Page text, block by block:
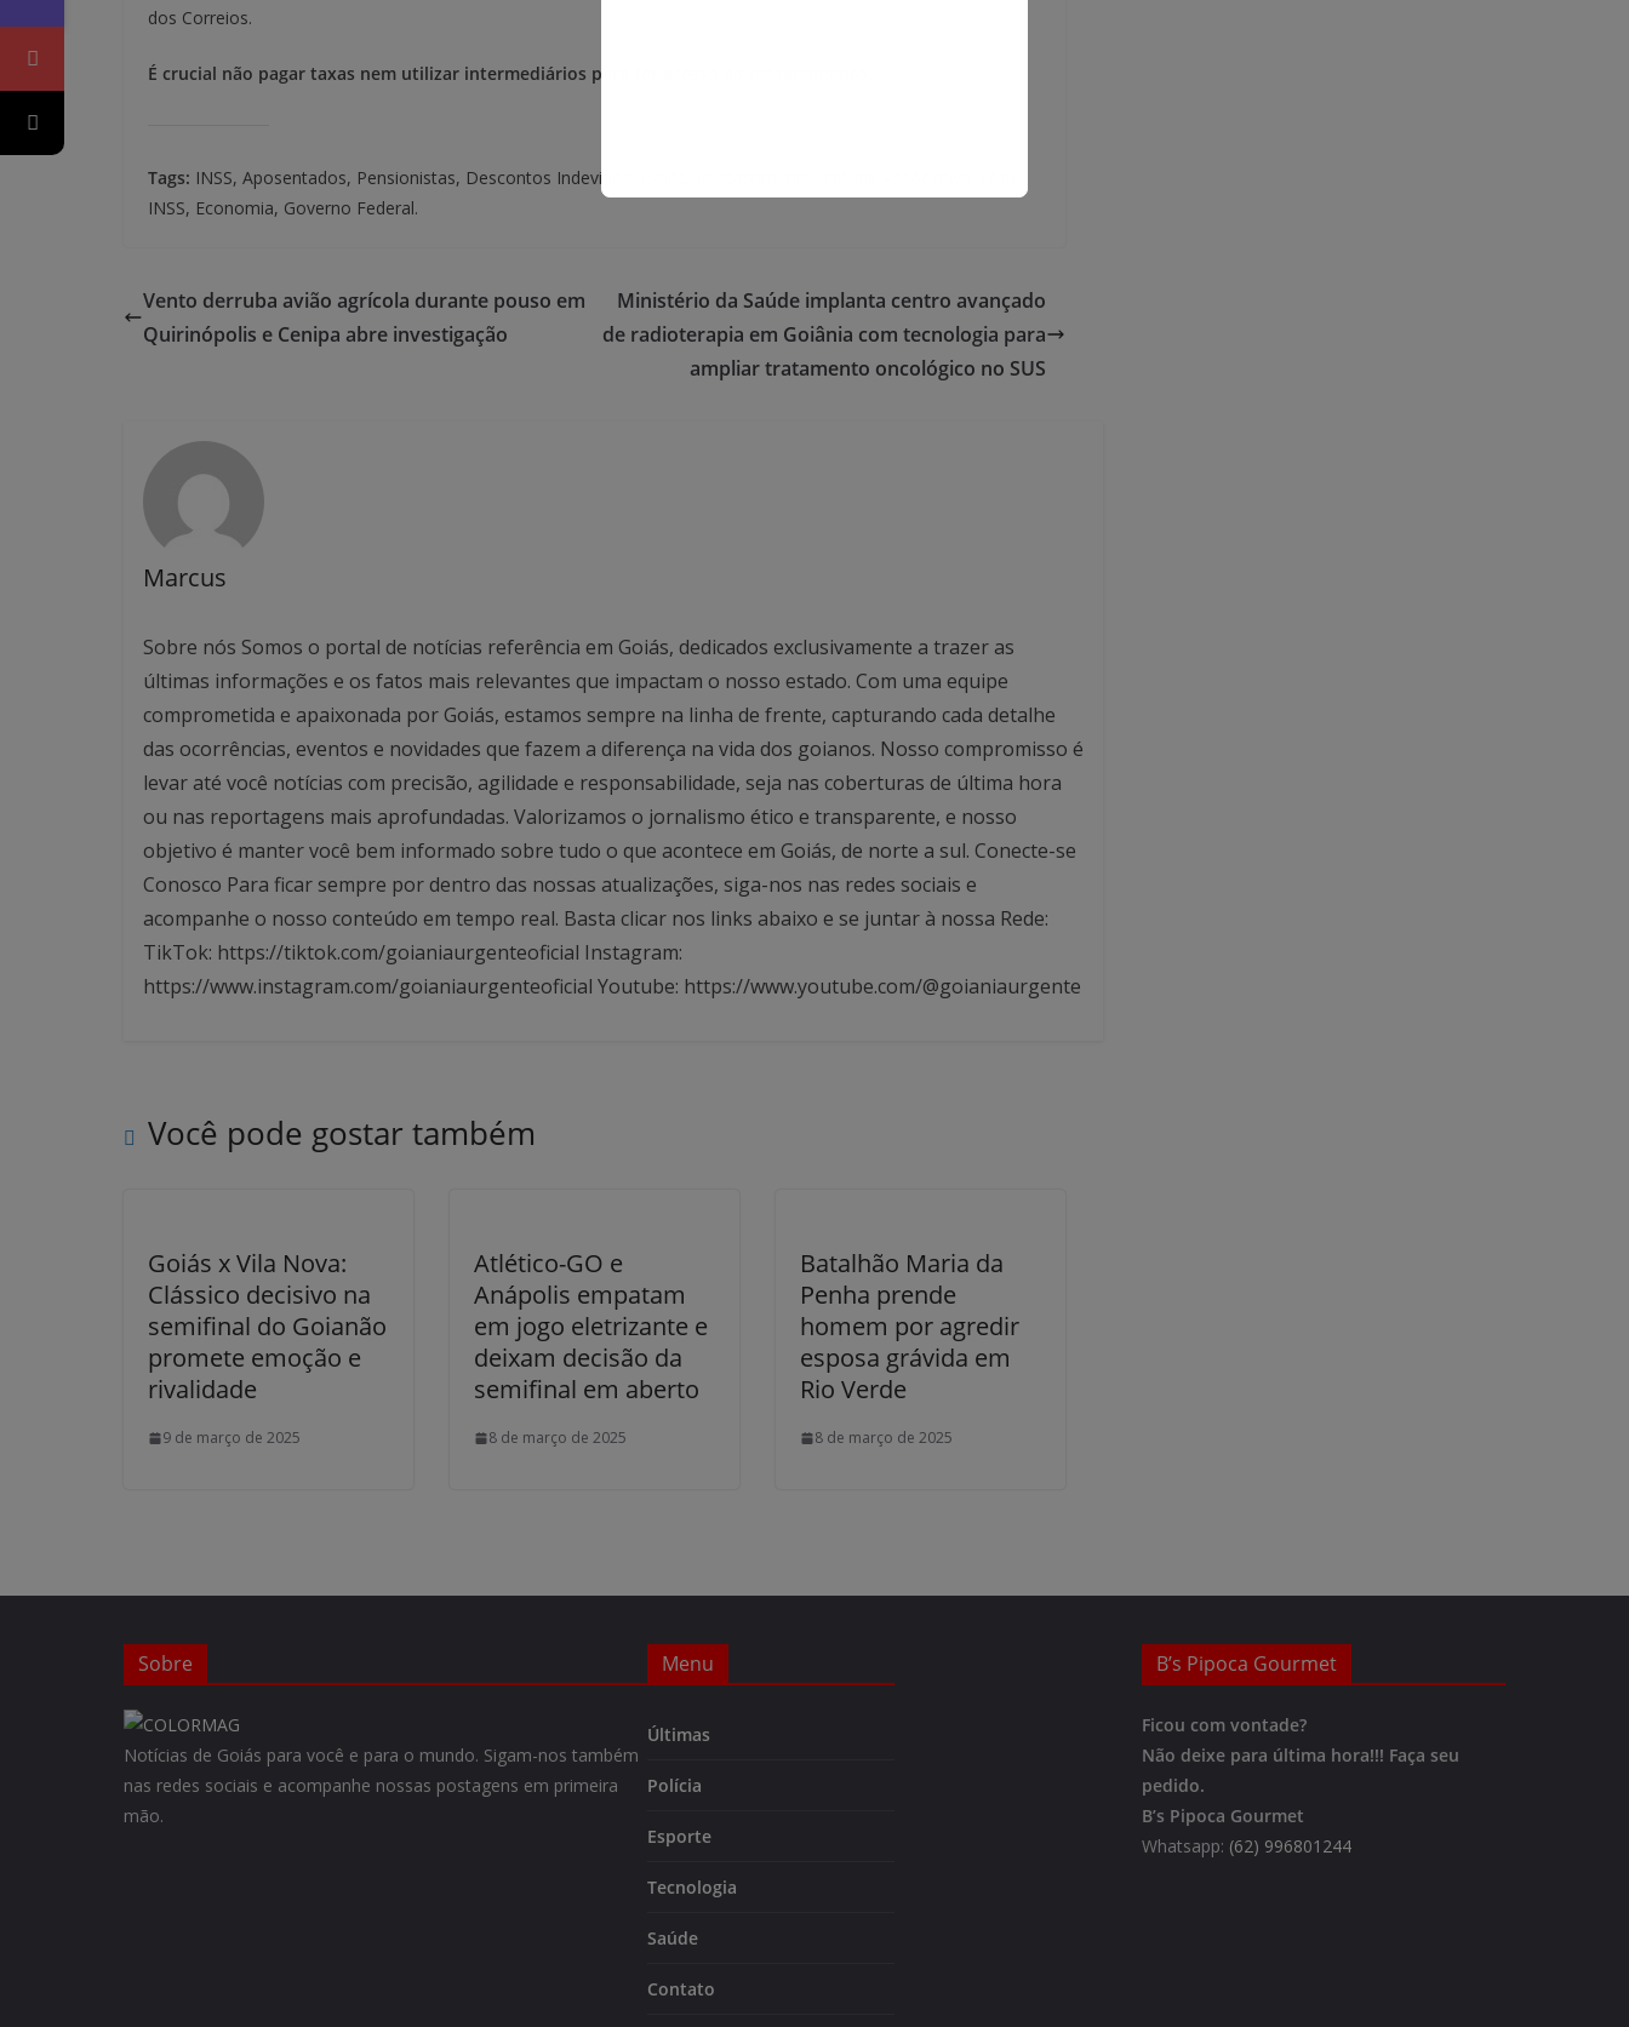
dos Correios.
É crucial não pagar taxas nem utilizar intermediários para ter acesso ao ressarcimento.
Tags: INSS, Aposentados, Pensionistas, Descontos Indevidos, Goiás, Ressarcimento, Fraude Associativa, Meu
INSS, Economia, Governo Federal.
Vento derruba avião agrícola durante pouso em
Quirinópolis e Cenipa abre investigação
Ministério da Saúde implanta centro avançado
de radioterapia em Goiânia com tecnologia para
ampliar tratamento oncológico no SUS
Marcus
Sobre nós Somos o portal de notícias referência em Goiás, dedicados exclusivamente a trazer as
últimas informações e os fatos mais relevantes que impactam o nosso estado. Com uma equipe
comprometida e apaixonada por Goiás, estamos sempre na linha de frente, capturando cada detalhe
das ocorrências, eventos e novidades que fazem a diferença na vida dos goianos. Nosso compromisso é
levar até você notícias com precisão, agilidade e responsabilidade, seja nas coberturas de última hora
ou nas reportagens mais aprofundadas. Valorizamos o jornalismo ético e transparente, e nosso
objetivo é manter você bem informado sobre tudo o que acontece em Goiás, de norte a sul. Conecte-se
Conosco Para ficar sempre por dentro das nossas atualizações, siga-nos nas redes sociais e
acompanhe o nosso conteúdo em tempo real. Basta clicar nos links abaixo e se juntar à nossa Rede:
TikTok: https://tiktok.com/goianiaurgenteoficial Instagram:
https://www.instagram.com/goianiaurgenteoficial Youtube: https://www.youtube.com/@goianiaurgente
Você pode gostar também
Goiás x Vila Nova:
Clássico decisivo na
semifinal do Goianão
promete emoção e
rivalidade
9 de março de 2025
Atlético-GO e
Anápolis empatam
em jogo eletrizante e
deixam decisão da
semifinal em aberto
8 de março de 2025
Batalhão Maria da
Penha prende
homem por agredir
esposa grávida em
Rio Verde
8 de março de 2025
Sobre
Notícias de Goiás para você e para o mundo. Sigam-nos também
nas redes sociais e acompanhe nossas postagens em primeira
mão.
Menu
Últimas
Polícia
Esporte
Tecnologia
Saúde
Contato
B’s Pipoca Gourmet
Ficou com vontade?
Não deixe para última hora!!! Faça seu
pedido.
B’s Pipoca Gourmet
Whatsapp: (62) 996801244